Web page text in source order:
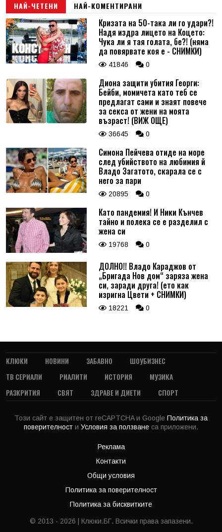
НАЙ-ЧЕТЕНИ НАЙ-КОМЕНТИРАНИ
Кризата на 50-така ли го удари?!
Надя издра лицето на Коцето:
Чука ли я тая голата, бе?! (няма
да повярвате коя е - СНИМКИ)
41846 0
Диона защити убития Георги:
Бейби, момичета като теб се
предлагат сами и знаят повече
за секса от жени на моята
възраст! (ВИЖ ОЩЕ)
36645 0
Симона Пейчева отиде на море
след убийството на любимия й
Владо Загатото, скарала се с
него за пари
20895 0
Като пандемия! И Ники Кънчев
тайно и полека се е разделил с
жена си
19768 0
ДОЛНО!! Владо Караджов от
„Бригада Нов дом“ заряза жена
си, заради друга! (ето как
изригна Цвети + СНИМКИ)
18221 0
КЛЮКИ НОВИНИ ЗАБАВНО
ШОУБИЗНЕС
ТВ СЕРИАЛИ
РИАЛИТИ ИСТОРИЯ
МУЗИКА
РАЗКРИТИЯ
СВЯТ ЗДРАВЕ И ДИЕТИ СПОРТ
Този сайт е защитен от reCAPTCHA и Google Политика за
поверителност и Условия за ползване са приложени.
Реклама
Контакти
Общи условия
Политика за поверителност
Политика за бисквитките
© 2013 - 2026 | Клюки.БГ. Всички права запазени.